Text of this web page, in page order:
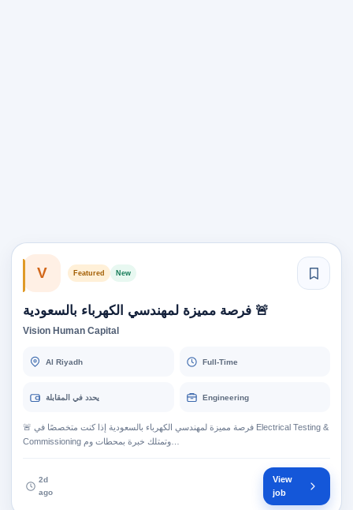
V Featured New
🚨 فرصة مميزة لمهندسي الكهرباء بالسعودية
Vision Human Capital
Al Riyadh Full-Time
يحدد في المقابلة Engineering
🚨 فرصة مميزة لمهندسي الكهرباء بالسعودية إذا كنت متخصصًا في Electrical Testing &
2d
ago
View
job